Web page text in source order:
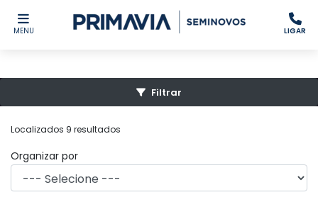
MENU LIGAR
Localizados 9 resultados
Filtrar
Organizar por